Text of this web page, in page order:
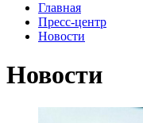
Главная
Пресс-центр
Новости
Новости